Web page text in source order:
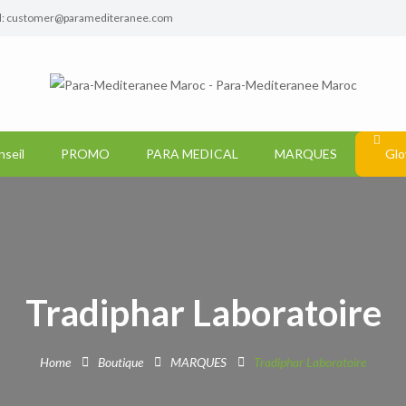
customer@paramediteranee.com
PROMO PARA MEDICAL MARQUES
Tradiphar Laboratoire
Home Boutique MARQUES Tradiphar Laboratoire